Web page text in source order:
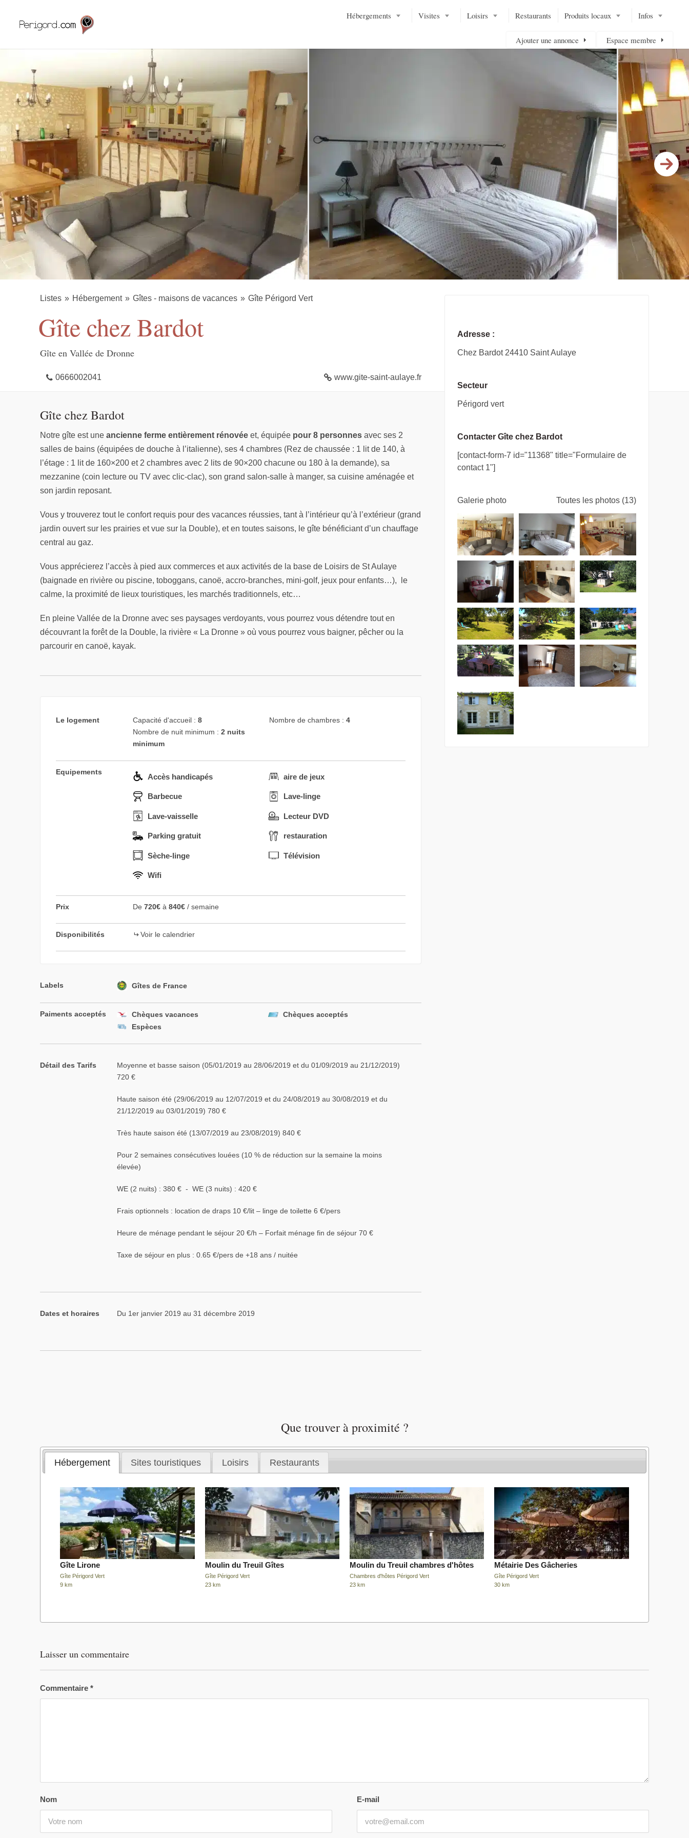
Hébergements Visites Loisirs Restaurants Produits locaux Infos
Ajouter une annonce Espace membre
Listes Hébergement Gîtes - maisons de vacances Gîte Périgord Vert
Gîte chez Bardot
Gîte en Vallée de Dronne
0666002041 www.gite-saint-aulaye.fr
Gîte chez Bardot
Notre gîte est une ancienne ferme entièrement rénovée et, équipée pour 8 personnes avec ses 2
salles de bains (équipées de douche à l’italienne), ses 4 chambres (Rez de chaussée : 1 lit de 140, à
l’étage : 1 lit de 160×200 et 2 chambres avec 2 lits de 90×200 chacune ou 180 à la demande), sa
mezzanine (coin lecture ou TV avec clic-clac), son grand salon-salle à manger, sa cuisine aménagée et
son jardin reposant.
Vous y trouverez tout le confort requis pour des vacances réussies, tant à l’intérieur qu’à l’extérieur (grand
jardin ouvert sur les prairies et vue sur la Double), et en toutes saisons, le gîte bénéficiant d’un chauffage
central au gaz.
Vous apprécierez l’accès à pied aux commerces et aux activités de la base de Loisirs de St Aulaye
(baignade en rivière ou piscine, toboggans, canoë, accro-branches, mini-golf, jeux pour enfants…), le
calme, la proximité de lieux touristiques, les marchés traditionnels, etc…
En pleine Vallée de la Dronne avec ses paysages verdoyants, vous pourrez vous détendre tout en
découvrant la forêt de la Double, la rivière « La Dronne » où vous pourrez vous baigner, pêcher ou la
parcourir en canoë, kayak.
Le logement Capacité d'accueil : 8 Nombre de chambres : 4
Nombre de nuit minimum : 2 nuits
minimum
Equipements
Accès handicapés aire de jeux
Barbecue Lave-linge
Lave-vaisselle Lecteur DVD
Parking gratuit restauration
Sèche-linge Télévision
Wifi
Prix De 720€ à 840€ / semaine
Disponibilités Voir le calendrier
Labels Gîtes de France
Paiments acceptés Chèques vacances
Chèques acceptés
Espèces
Détail des Tarifs
Moyenne et basse saison (05/01/2019 au 28/06/2019 et du 01/09/2019 au 21/12/2019)
720 €
Haute saison été (29/06/2019 au 12/07/2019 et du 24/08/2019 au 30/08/2019 et du
21/12/2019 au 03/01/2019) 780 €
Très haute saison été (13/07/2019 au 23/08/2019) 840 €
Pour 2 semaines consécutives louées (10 % de réduction sur la semaine la moins
élevée)
WE (2 nuits) : 380 € - WE (3 nuits) : 420 €
Frais optionnels : location de draps 10 €/lit – linge de toilette 6 €/pers
Heure de ménage pendant le séjour 20 €/h – Forfait ménage fin de séjour 70 €
Taxe de séjour en plus : 0.65 €/pers de +18 ans / nuitée
Dates et horaires Du 1er janvier 2019 au 31 décembre 2019
Adresse :
Chez Bardot 24410 Saint Aulaye
Secteur
Périgord vert
Contacter Gîte chez Bardot
[contact-form-7 id="11368" title="Formulaire de
contact 1"]
Galerie photo Toutes les photos (13)
Que trouver à proximité ?
Hébergement Sites touristiques Loisirs Restaurants
Gîte Lirone
Gîte Périgord Vert
9 km
Moulin du Treuil Gîtes
Gîte Périgord Vert
23 km
Moulin du Treuil chambres d'hôtes
Chambres d'hôtes Périgord Vert
23 km
Métairie Des Gâcheries
Gîte Périgord Vert
30 km
Laisser un commentaire
Commentaire *
Nom E-mail